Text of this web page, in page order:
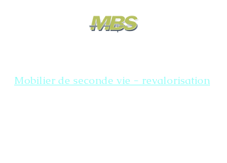
Mobilier de seconde vie - revalorisation